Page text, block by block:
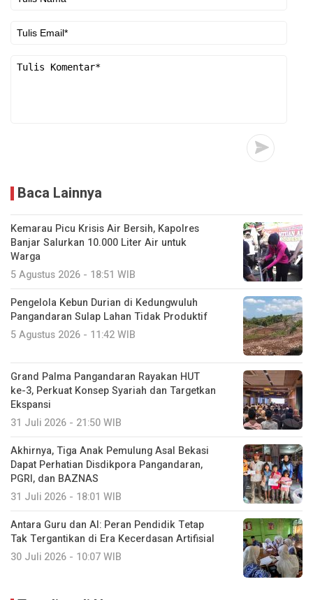
Baca Lainnya
Kemarau Picu Krisis Air Bersih, Kapolres
Banjar Salurkan 10.000 Liter Air untuk
Warga
5 Agustus 2026 - 18:51 WIB
Pengelola Kebun Durian di Kedungwuluh
Pangandaran Sulap Lahan Tidak Produktif ‎
5 Agustus 2026 - 11:42 WIB
Grand Palma Pangandaran Rayakan HUT
ke-3, Perkuat Konsep Syariah dan Targetkan
Ekspansi
31 Juli 2026 - 21:50 WIB
Akhirnya, Tiga Anak Pemulung Asal Bekasi
Dapat Perhatian Disdikpora Pangandaran,
PGRI, dan BAZNAS
31 Juli 2026 - 18:01 WIB
Antara Guru dan AI: Peran Pendidik Tetap
Tak Tergantikan di Era Kecerdasan Artifisial
30 Juli 2026 - 10:07 WIB